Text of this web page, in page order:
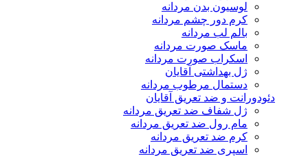
لوسیون بدن مردانه
کرم دور چشم مردانه
بالم لب مردانه
ماسک صورت مردانه
اسکراب صورت مردانه
ژل بهداشتی آقایان
دستمال مرطوب مردانه
دئودورانت و ضد تعریق آقایان
ژل شفاف ضد تعریق مردانه
مام رول ضد تعریق مردانه
کرم ضد تعریق مردانه
اسپری ضد تعریق مردانه